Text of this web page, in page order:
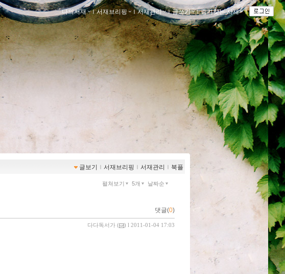
나의서재 ｌ서재브리핑 ｌ서재관리 ｌ글쓰기 ｌ즐겨찾는 서재 ｌ
글보기 ｌ 서재브리핑 ｌ 서재관리 ｌ 북플
펼쳐보기 5개 날짜순
댓글(0)
다다독서가 ( ) l 2011-01-04 17:03